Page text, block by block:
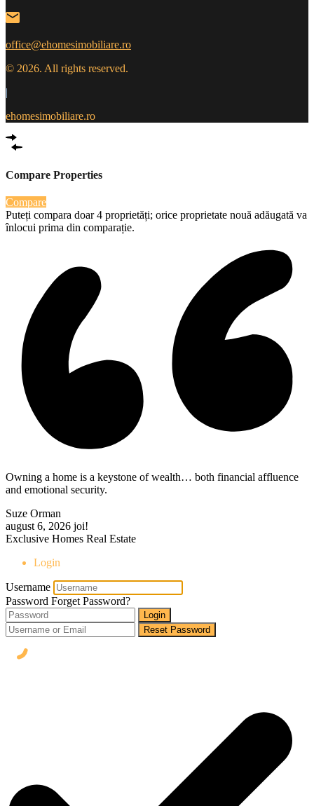
office@ehomesimobiliare.ro
© 2026. All rights reserved.
|
ehomesimobiliare.ro
Compare Properties
Compare
Puteți compara doar 4 proprietăți; orice proprietate nouă adăugată va
înlocui prima din comparație.
Owning a home is a keystone of wealth… both financial affluence
and emotional security.
Suze Orman
august 6, 2026 joi!
Exclusive Homes Real Estate
Login
Username
Password Forget Password?
Login
Reset Password